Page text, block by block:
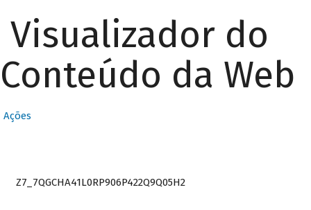
Visualizador do
Conteúdo da Web
Ações
Z7_7QGCHA41L0RP906P422Q9Q05H2